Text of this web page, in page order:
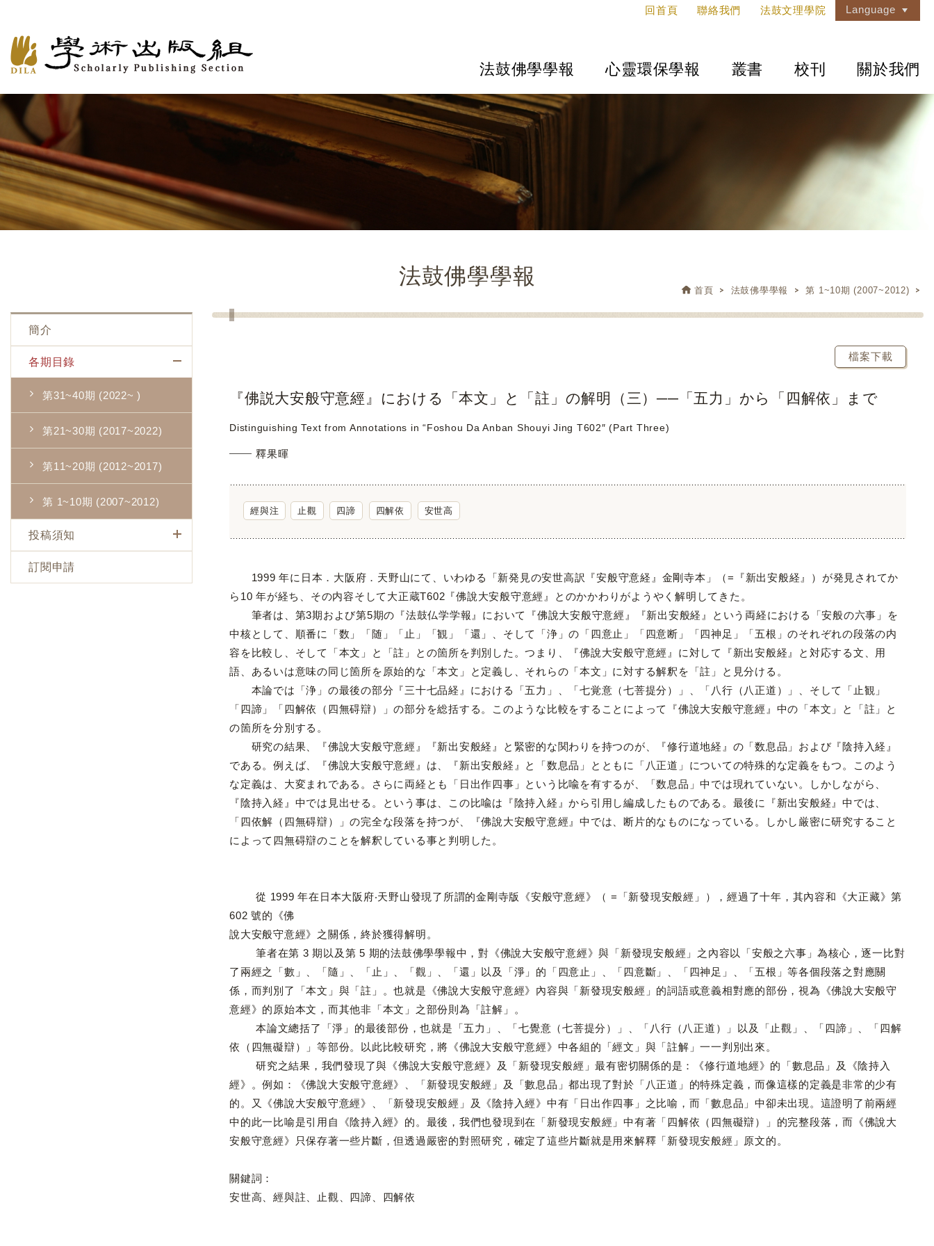
回首頁 聯絡我們 法鼓文理學院 Language
法鼓佛學學報 心靈環保學報 叢書 校刊 關於我們
法鼓佛學學報
首頁 法鼓佛學學報 第 1~10期 (2007~2012)
簡介
各期目錄
第31~40期 (2022~ )
第21~30期 (2017~2022)
第11~20期 (2012~2017)
第 1~10期 (2007~2012)
投稿須知
訂閱申請
檔案下載
『佛説大安般守意經』における「本文」と「註」の解明（三）──「五力」から「四解依」まで
Distinguishing Text from Annotations in “Foshou Da Anban Shouyi Jing T602″ (Part Three)
釋果暉
經與注 止觀 四諦 四解依 安世高
1999 年に日本．大阪府．天野山にて、いわゆる「新発見の安世高訳『安般守意経』金剛寺本」（=『新出安般経』）が発見されてか
ら10 年が経ち、その内容そして大正蔵T602『佛說大安般守意經』とのかかわりがようやく解明してきた。
筆者は、第3期および第5期の『法鼓仏学学報』において『佛說大安般守意經』『新出安般経』という両経における「安般の六事」を
中核として、順番に「数」「随」「止」「観」「還」、そして「浄」の「四意止」「四意断」「四神足」「五根」のそれぞれの段落の内
容を比較し、そして「本文」と「註」との箇所を判別した。つまり、『佛說大安般守意經』に対して『新出安般経』と対応する文、用
語、あるいは意味の同じ箇所を原始的な「本文」と定義し、それらの「本文」に対する解釈を「註」と見分ける。
本論では「浄」の最後の部分『三十七品経』における「五力」、「七覚意（七菩提分）」、「八行（八正道）」、そして「止観」
「四諦」「四解依（四無碍辯）」の部分を総括する。このような比較をすることによって『佛說大安般守意經』中の「本文」と「註」と
の箇所を分別する。
研究の結果、『佛說大安般守意經』『新出安般経』と緊密的な関わりを持つのが、『修行道地経』の「数息品」および『陰持入経』
である。例えば、『佛說大安般守意經』は、『新出安般経』と「数息品」とともに「八正道」についての特殊的な定義をもつ。このよう
な定義は、大変まれである。さらに両経とも「日出作四事」という比喩を有するが、「数息品」中では現れていない。しかしながら、
『陰持入経』中では見出せる。という事は、この比喩は『陰持入経』から引用し編成したものである。最後に『新出安般経』中では、
「四依解（四無碍辯）」の完全な段落を持つが、『佛說大安般守意經』中では、断片的なものになっている。しかし厳密に研究すること
によって四無碍辯のことを解釈している事と判明した。
從 1999 年在日本大阪府‧天野山發現了所謂的金剛寺版《安般守意經》（ =「新發現安般經」），經過了十年，其內容和《大正藏》第
602 號的《佛
說大安般守意經》之關係，終於獲得解明。
筆者在第 3 期以及第 5 期的法鼓佛學學報中，對《佛說大安般守意經》與「新發現安般經」之內容以「安般之六事」為核心，逐一比對
了兩經之「數」、「隨」、「止」、「觀」、「還」以及「淨」的「四意止」、「四意斷」、「四神足」、「五根」等各個段落之對應關
係，而判別了「本文」與「註」。也就是《佛說大安般守意經》內容與「新發現安般經」的詞語或意義相對應的部份，視為《佛說大安般守
意經》的原始本文，而其他非「本文」之部份則為「註解」。
本論文總括了「淨」的最後部份，也就是「五力」、「七覺意（七菩提分）」、「八行（八正道）」以及「止觀」、「四諦」、「四解
依（四無礙辯）」等部份。以此比較研究，將《佛說大安般守意經》中各組的「經文」與「註解」一一判別出來。
研究之結果，我們發現了與《佛說大安般守意經》及「新發現安般經」最有密切關係的是：《修行道地經》的「數息品」及《陰持入
經》。例如：《佛說大安般守意經》、「新發現安般經」及「數息品」都出現了對於「八正道」的特殊定義，而像這樣的定義是非常的少有
的。又《佛說大安般守意經》、「新發現安般經」及《陰持入經》中有「日出作四事」之比喻，而「數息品」中卻未出現。這證明了前兩經
中的此一比喻是引用自《陰持入經》的。最後，我們也發現到在「新發現安般經」中有著「四解依（四無礙辯）」的完整段落，而《佛說大
安般守意經》只保存著一些片斷，但透過嚴密的對照研究，確定了這些片斷就是用來解釋「新發現安般經」原文的。
關鍵詞：
安世高、經與註、止觀、四諦、四解依